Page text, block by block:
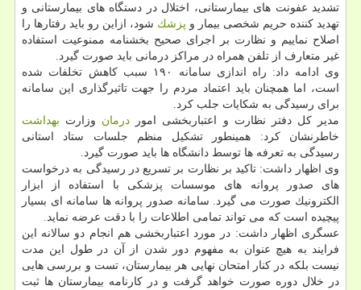
تشدید عفونت های بیمارستانی، اختلال در دستگاه های بیمارستانی و
تهدید كننده حریم شخصی بیمار و پزشك شود، ازاین رو باید رفتارها را
اصلاح نماییم و نظارت بر اجرای صحیح بخشنامه ممنوعیت استفاده
غیر متعارف از تلفن همراه در مراكز درمانی باید صورت گیرد.
وی ادامه داد: راه اندازی سامانه ۱۹۰ سبب كاهش تخلفات شده
است، اما همچنان باید اعتماد مردم را جهت تاثیرگذاری این سامانه
برای رسیدگی به شكایات جلب كرد.
مدیر كل دفتر نظارت و اعتباربخشی امور درمان وزارت بهداشت
خاطرنشان كرد: همینطور تشكیل منظم جلسات ستاد استانی
رسیدگی به تعرفه ها توسط دانشگاه ها باید صورت گیرد.
وی اظهار داشت: تاكید بر نظارت بر تسریع در رسیدگی به درخواست
های صدور پروانه های موسسات پزشكی با استفاده از ابزار
الكترونیك صورت می گیرد. سامانه صدور پروانه ها سامانه ای بسیار
پیچیده است كه می تواند تمامی اطلاعات را با دقت عرضه نماید.
عسگری اظهار داشت: در مورد اعتباربخشی هم انجام دو سالانه این
فرایند به هیچ عنوان به مفهوم دور شدن از آن در طول این مدت
نیست بلكه در كنار امتحان نهایی هر بیمارستان، تست و بررسی هایی
در خلال دوره صورت خواهد گرفت و در كارنامه بیمارستان ها ثبت